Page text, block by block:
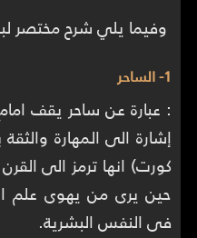
وفيما يلي شرح مختصر
1- الساحر
: عبارة عن ساحر يقف
إشارة الى المهارة
كورت) انها ترمز الى
حين يرى من يهوى علم
فى النفس البشرية.